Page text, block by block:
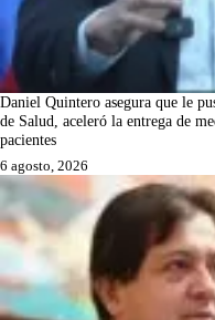
Daniel Quintero asegura que le
de Salud, aceleró la entrega de
pacientes
6 agosto, 2026